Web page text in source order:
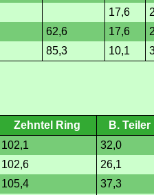
17,6
62,6 17,6
85,3 10,1
Zehntel Ring B. Teiler
102,1 32,0
102,6 26,1
105,4 37,3